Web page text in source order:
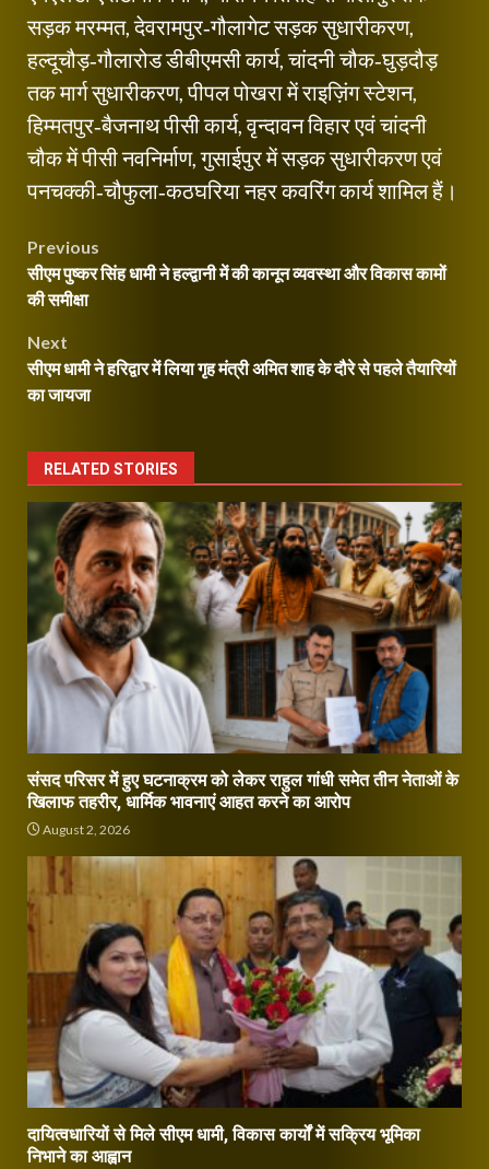
सड़क मरम्मत, देवरामपुर‑गौलागेट सड़क सुधारीकरण,
हल्दूचौड़‑गौलारोड डीबीएमसी कार्य, चांदनी चौक‑घुड़दौड़
तक मार्ग सुधारीकरण, पीपल पोखरा में राइज़िंग स्टेशन,
हिम्मतपुर‑बैजनाथ पीसी कार्य, वृन्दावन विहार एवं चांदनी
चौक में पीसी नवनिर्माण, गुसाईपुर में सड़क सुधारीकरण एवं
पनचक्की‑चौफुला‑कठघरिया नहर कवरिंग कार्य शामिल हैं।
Post
navigation
Previous
सीएम पुष्कर सिंह धामी ने हल्द्वानी में की कानून व्यवस्था और विकास कामों
की समीक्षा
Next
सीएम धामी ने हरिद्वार में लिया गृह मंत्री अमित शाह के दौरे से पहले तैयारियों
का जायजा
RELATED STORIES
संसद परिसर में हुए घटनाक्रम को लेकर राहुल गांधी समेत तीन नेताओं के
खिलाफ तहरीर, धार्मिक भावनाएं आहत करने का आरोप
August 2, 2026
दायित्वधारियों से मिले सीएम धामी, विकास कार्यों में सक्रिय भूमिका
निभाने का आह्वान